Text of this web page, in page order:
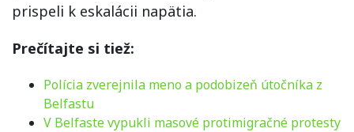
prispeli k eskalácii napätia.
Prečítajte si tiež:
Polícia zverejnila meno a podobizeň útočníka z
Belfastu
V Belfaste vypukli masové protimigračné protesty